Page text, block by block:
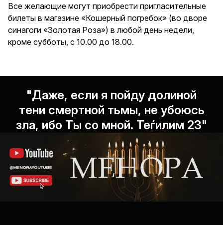
Все желающие могут приобрести пригласительные
билеты в магазине «Кошерный погребок» (во дворе
синагоги «Золотая Роза») в любой день недели,
кроме субботы, с 10.00 до 18.00.
"Даже, если я пойду долиной
тени смертной тьмы, не убоюсь
зла, ибо Ты со мной. Теѓилим 23"